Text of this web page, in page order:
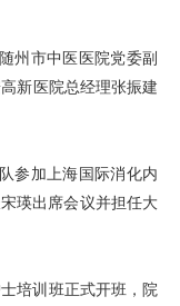
州市中医医院党委副
新医院总经理张振建
参加上海国际消化内
瑛出席会议并担任大
培训班正式开班，院